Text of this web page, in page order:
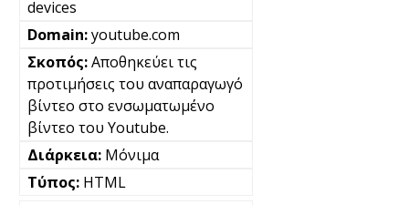
devices
youtube.com
Αποθηκεύει τις
προτιμήσεις του αναπαραγωγό
βίντεο στο ενσωματωμένο
βίντεο του Youtube.
Μόνιμα
HTML